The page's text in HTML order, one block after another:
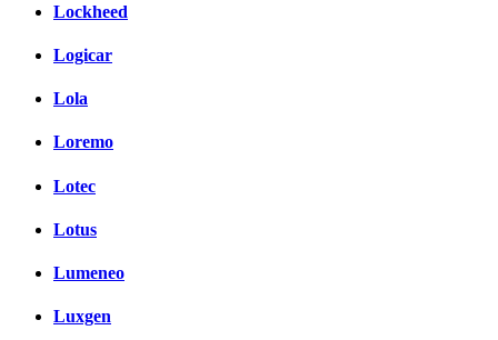
Lockheed
Logicar
Lola
Loremo
Lotec
Lotus
Lumeneo
Luxgen